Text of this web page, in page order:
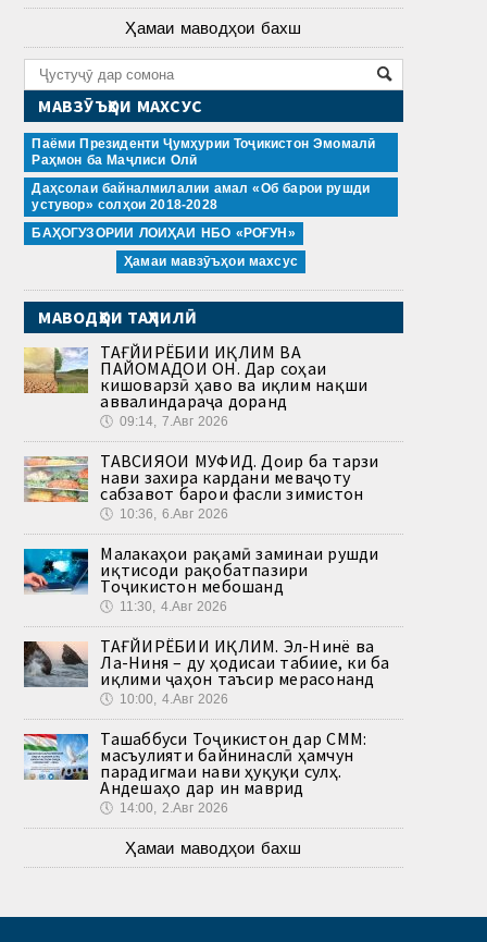
Ҳамаи маводҳои бахш
МАВЗӮЪҲОИ МАХСУС
Паёми Президенти Ҷумҳурии Тоҷикистон Эмомалӣ
Раҳмон ба Маҷлиси Олӣ
Даҳсолаи байналмилалии амал «Об барои рушди
устувор» солҳои 2018-2028
БАҲОГУЗОРИИ ЛОИҲАИ НБО «РОҒУН»
Ҳамаи мавзӯъҳои махсус
МАВОДҲОИ ТАҲЛИЛӢ
ТАҒЙИРЁБИИ ИҚЛИМ ВА
ПАЙОМАДҲОИ ОН. Дар соҳаи
кишоварзӣ ҳаво ва иқлим нақши
аввалиндараҷа доранд
🕔 09:14, 7.Авг 2026
ТАВСИЯҲОИ МУФИД. Доир ба тарзи
нави захира кардани меваҷоту
сабзавот барои фасли зимистон
🕔 10:36, 6.Авг 2026
Малакаҳои рақамӣ заминаи рушди
иқтисоди рақобатпазири
Тоҷикистон мебошанд
🕔 11:30, 4.Авг 2026
ТАҒЙИРЁБИИ ИҚЛИМ. Эл-Нинё ва
Ла-Ниня – ду ҳодисаи табиие, ки ба
иқлими ҷаҳон таъсир мерасонанд
🕔 10:00, 4.Авг 2026
Ташаббуси Тоҷикистон дар СММ:
масъулияти байнинаслӣ ҳамчун
парадигмаи нави ҳуқуқи сулҳ.
Андешаҳо дар ин маврид
🕔 14:00, 2.Авг 2026
Ҳамаи маводҳои бахш